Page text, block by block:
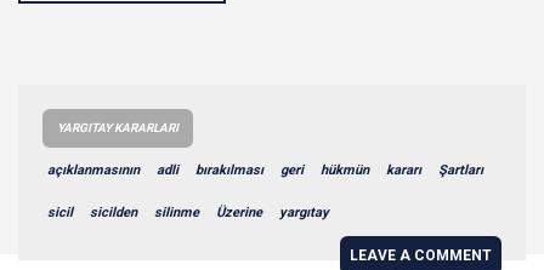
YARGITAY KARARLARI
açıklanmasının adli bırakılması geri hükmün kararı Şartları
sicil sicilden silinme Üzerine yargıtay
LEAVE A COMMENT